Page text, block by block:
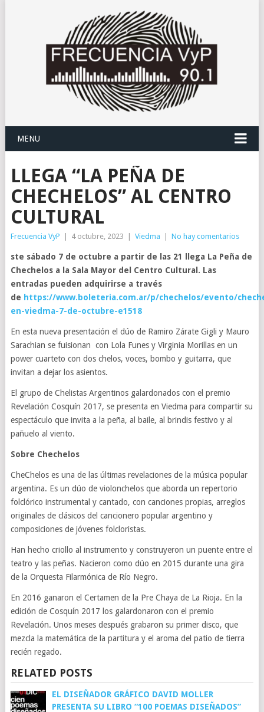
MENU
LLEGA “LA PEÑA DE
CHECHELOS” AL CENTRO
CULTURAL
Frecuencia VyP 4 octubre, 2023 Viedma No hay comentarios
ste sábado 7 de octubre a partir de las 21 llega La Peña de
Chechelos a la Sala Mayor del Centro Cultural. Las
entradas pueden adquirirse a través
de https://www.boleteria.com.ar/p/chechelos/evento/
en-viedma-7-de-octubre-e1518
En esta nueva presentación el dúo de Ramiro Zárate Gigli y Mauro
Sarachian se fuisionan con Lola Funes y Virginia Morillas en un
power cuarteto con dos chelos, voces, bombo y guitarra, que
invitan a dejar los asientos.
El grupo de Chelistas Argentinos galardonados con el premio
Revelación Cosquín 2017, se presenta en Viedma para compartir su
espectáculo que invita a la peña, al baile, al brindis festivo y al
pañuelo al viento.
Sobre Chechelos
CheChelos es una de las últimas revelaciones de la música popular
argentina. Es un dúo de violonchelos que aborda un repertorio
folclórico instrumental y cantado, con canciones propias, arreglos
originales de clásicos del cancionero popular argentino y
composiciones de jóvenes folcloristas.
Han hecho criollo al instrumento y construyeron un puente entre el
teatro y las peñas. Nacieron como dúo en 2015 durante una gira
de la Orquesta Filarmónica de Río Negro.
En 2016 ganaron el Certamen de la Pre Chaya de La Rioja. En la
edición de Cosquín 2017 los galardonaron con el premio
Revelación. Unos meses después grabaron su primer disco, que
mezcla la matemática de la partitura y el aroma del patio de tierra
recién regado.
RELATED POSTS
EL DISEÑADOR GRÁFICO DAVID MOLLER
PRESENTA SU LIBRO “100 POEMAS DISEÑADOS”